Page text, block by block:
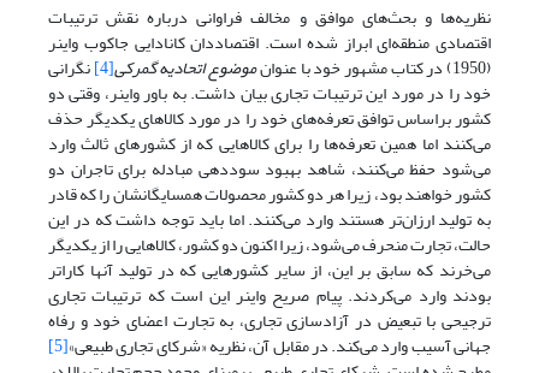
نظریه‌ها و بحث‌های موافق و مخالف فراوانی درباره نقش ترتیبات
اقتصادی منطقه‌ای ابراز شده است. اقتصاددان کانادایی جاکوب واینر
(1950) در کتاب مشهور خود با عنوان موضوع اتحادیه گمرکی[4] نگرانی
خود را در مورد این ترتیبات تجاری بیان داشت. به باور واینر، وقتی دو
کشور براساس توافق تعرفه‌های خود را در مورد کالاهای یکدیگر حذف
می‌کنند اما همین تعرفه‌ها را برای کالاهایی که از کشورهای ثالث وارد
می‌شود حفظ می‌کنند، شاهد بهبود سوددهی مبادله برای تاجران دو
کشور خواهند بود، زیرا هر دو کشور محصولات همسایگانشان را که قادر
به تولید ارزان‌تر هستند وارد می‌کنند. اما باید توجه داشت که در این
حالت، تجارت منحرف می‌شود، زیرا اکنون دو کشور، کالاهایی را از یکدیگر
می‌خرند که سابق بر این، از سایر کشورهایی که در تولید آنها کاراتر
بودند وارد می‌کردند. پیام صریح واینر این است که ترتیبات تجاری
ترجیحی با تبعیض در آزادسازی تجاری، به تجارت اعضای خود و رفاه
جهانی آسیب وارد می‌کند. در مقابل آن، نظریه «شرکای تجاری طبیعی»[5]